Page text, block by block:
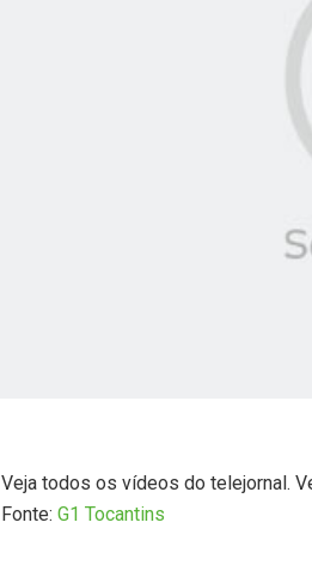
Veja todos os vídeos do telejornal.
Fonte:G1 Tocantins